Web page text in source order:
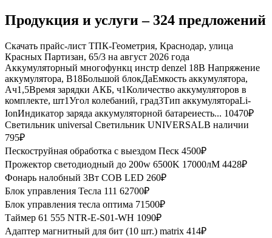
Продукция и услуги – 324 предложений
Скачать прайс-лист ТПК-Геометрия, Краснодар, улица
Красных Партизан, 65/3 на август 2026 года
Аккумуляторный многофункц инстр denzel 18В Напряжение
аккумулятора, В18Большой блокДаЕмкость аккумулятора,
Ач1,5Время зарядки АКБ, ч1Количество аккумуляторов в
комплекте, шт1Угол колебаний, град3Тип аккумулятораLi-
IonИндикатор заряда аккумуляторной батареиесть... 10470₽
Светильник universal Светильник UNIVERSALВ наличии
795₽
Пескоструйная обработка с выездом Пecк 4500₽
Прожектор светодиодный до 200w 6500K 17000лМ 4428₽
Фонарь налобный 3Вт COB LED 260₽
Блок управления Тесла 111 62700₽
Блок управления тесла оптима 71500₽
Таймер 61 555 NTR-E-S01-WH 1090₽
Адаптер магнитный для бит (10 шт.) matrix 414₽